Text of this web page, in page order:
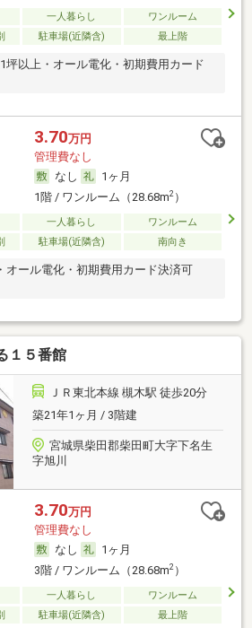
一人暮らし
ワンルーム
駐車場(近隣含) 最上階
坪以上・オール電化・初期費用カード
3.70万円
管理費なし
なし
1ヶ月
1階 / ワンルーム（28.68m2）
一人暮らし
ワンルーム
駐車場(近隣含) 南向き
オール電化・初期費用カード決済可
１５番館
ＪＲ東北本線 槻木駅 徒歩20分
築21年1ヶ月 / 3階建
宮城県柴田郡柴田町大字下名生
字旭川
3.70万円
管理費なし
なし
1ヶ月
3階 / ワンルーム（28.68m2）
一人暮らし
ワンルーム
駐車場(近隣含) 最上階